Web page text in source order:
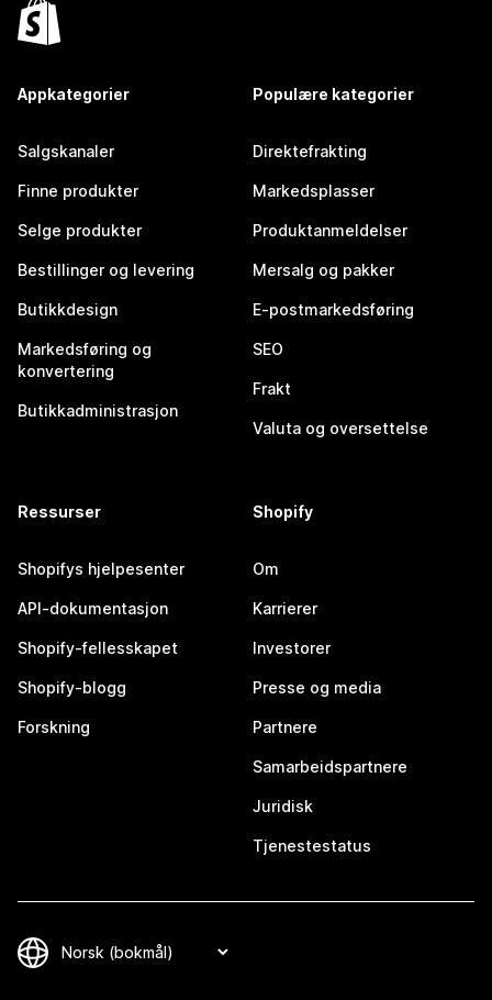
Appkategorier
Salgskanaler
Finne produkter
Selge produkter
Bestillinger og levering
Butikkdesign
Markedsføring og
konvertering
Butikkadministrasjon
Populære kategorier
Direktefrakting
Markedsplasser
Produktanmeldelser
Mersalg og pakker
E-postmarkedsføring
SEO
Frakt
Valuta og oversettelse
Ressurser
Shopifys hjelpesenter
API-dokumentasjon
Shopify-fellesskapet
Shopify-blogg
Forskning
Shopify
Om
Karrierer
Investorer
Presse og media
Partnere
Samarbeidspartnere
Juridisk
Tjenestestatus